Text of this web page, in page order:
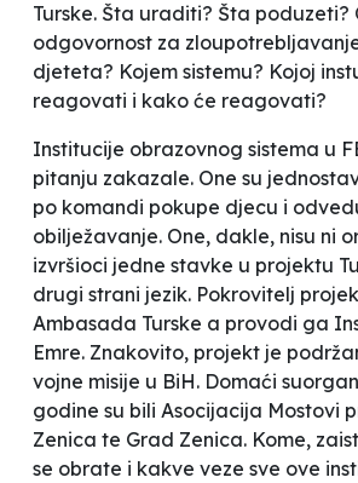
Turske. Šta uraditi? Šta
odgovornost za
djeteta? Kojem sistemu? Kojoj
reagovati i kako će reagovati?
Institucije obrazovnog sistema u
pitanju zakazale. One su
po komandi pokupe djecu i
obilježavanje. One, dakle, nisu ni
izvršioci jedne stavke u projektu
drugi strani jezik. Pokrovitelj
Ambasada Turske a provodi ga
Emre. Znakovito, projekt je
vojne misije u BiH. Domaći
godine su bili Asocijacija Mostovi
Zenica te Grad Zenica. Kome,
se obrate i kakve veze sve ove